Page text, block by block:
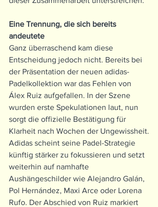
Eine Trennung, die sich bereits
andeutete
Ganz überraschend kam diese
Entscheidung jedoch nicht. Bereits bei
der Präsentation der neuen adidas-
Padelkollektion war das Fehlen von
Álex Ruiz aufgefallen. In der Szene
wurden erste Spekulationen laut, nun
sorgt die offizielle Bestätigung für
Klarheit nach Wochen der Ungewissheit.
Adidas scheint seine Padel-Strategie
künftig stärker zu fokussieren und setzt
weiterhin auf namhafte
Aushängeschilder wie Alejandro Galán,
Pol Hernández, Maxi Arce oder Lorena
Rufo. Der Abschied von Ruiz markiert